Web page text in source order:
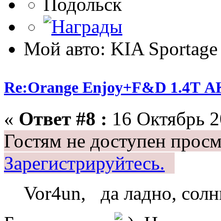
Мой авто: KIA Sportage
Re:Orange Enjoy+F&D 1.4Т
« Ответ #8 : 16 Октябрь
Гостям не доступен
Зарегистрируйтесь.
Vor4un, да ладно,